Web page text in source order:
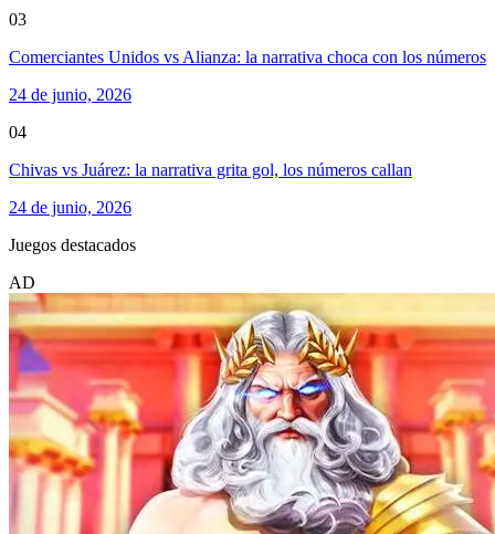
03
Comerciantes Unidos vs Alianza: la narrativa choca con los números
24 de junio, 2026
04
Chivas vs Juárez: la narrativa grita gol, los números callan
24 de junio, 2026
Juegos destacados
AD